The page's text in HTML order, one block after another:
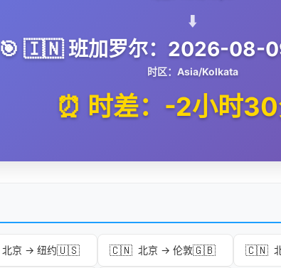
⬇️
🎯 🇮🇳 班加罗尔：2026-08-
时区：Asia/Kolkata
⏰ 时差：-2小时
北京 → 纽约🇺🇸 🇨🇳 北京 → 伦敦🇬🇧 🇨🇳